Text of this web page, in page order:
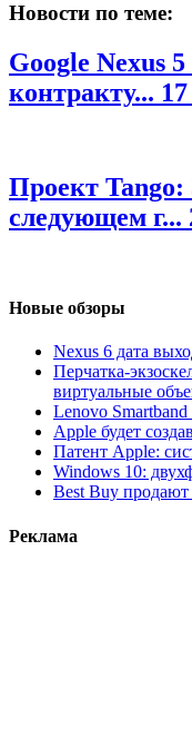
Новости по теме:
Google Nexus
контракту...
Проект Tango:
следующем г...
Новые обзоры
Nexus 6 дата
Перчатка-
виртуальные
Lenovo
Apple будет
Патент Apple:
Windows 10:
Best Buy продают
Реклама